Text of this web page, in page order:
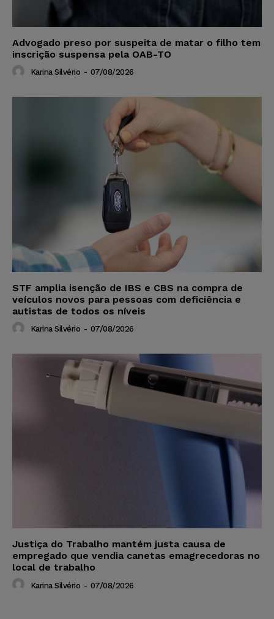
Advogado preso por suspeita de matar o filho tem
inscrição suspensa pela OAB-TO
Karina Silvério - 07/08/2026
STF amplia isenção de IBS e CBS na compra de
veículos novos para pessoas com deficiência e
autistas de todos os níveis
Karina Silvério - 07/08/2026
Justiça do Trabalho mantém justa causa de
empregado que vendia canetas emagrecedoras no
local de trabalho
Karina Silvério - 07/08/2026